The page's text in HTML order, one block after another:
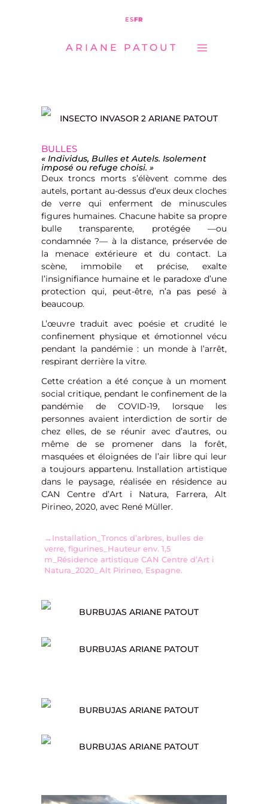
ESFR
ARIANE PATOUT
BULLES
« Individus, Bulles et Autels. Isolement
imposé ou refuge choisi. »
Deux troncs morts s’élèvent comme des
autels, portant au-dessus d’eux deux cloches
de verre qui enferment de minuscules
figures humaines. Chacune habite sa propre
bulle transparente, protégée —ou
condamnée ?— à la distance, préservée de
la menace extérieure et du contact. La
scène, immobile et précise, exalte
l’insignifiance humaine et le paradoxe d’une
protection qui, peut-être, n’a pas pesé à
beaucoup.
L’œuvre traduit avec poésie et crudité le
confinement physique et émotionnel vécu
pendant la pandémie : un monde à l’arrêt,
respirant derrière la vitre.
Cette création a été conçue à un moment
social critique, pendant le confinement de la
pandémie de COVID-19, lorsque les
personnes avaient interdiction de sortir de
chez elles, de se réunir avec d’autres, ou
même de se promener dans la forêt,
masquées et éloignées de l’air libre qui leur
a toujours appartenu. Installation artistique
dans le paysage, réalisée en résidence au
CAN Centre d’Art i Natura, Farrera, Alt
Pirineo, 2020, avec René Müller.
→Installation_Troncs d’arbres, bulles de
verre, figurines_Hauteur env. 1,5
m_Résidence artistique CAN Centre d’Art i
Natura_2020_Alt Pirineo, Espagne.